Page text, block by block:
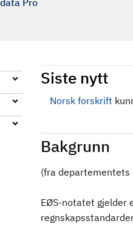
Pro
Siste nytt
Norsk forskrift
Bakgrunn
(fra
EØS-notatet gjelder